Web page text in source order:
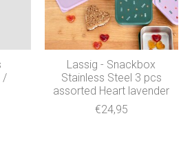
/
Lassig - Snackbox
Stainless Steel 3 pcs
assorted Heart lavender
€24,95